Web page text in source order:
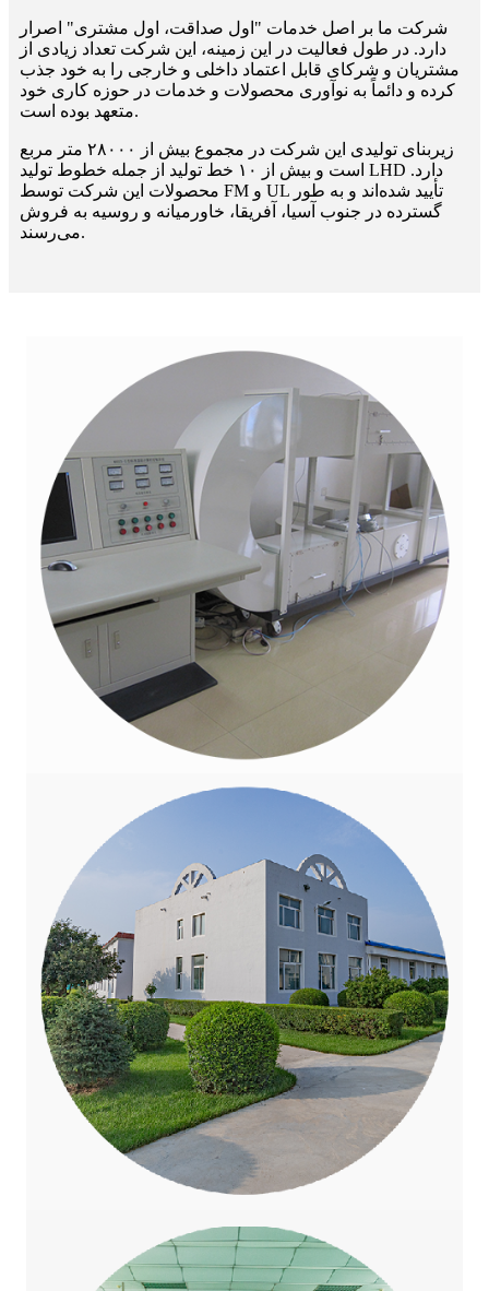
شرکت ما بر اصل خدمات "اول صداقت، اول مشتری" اصرار
دارد. در طول فعالیت در این زمینه، این شرکت تعداد زیادی از
مشتریان و شرکای قابل اعتماد داخلی و خارجی را به خود جذب
کرده و دائماً به نوآوری محصولات و خدمات در حوزه کاری خود
متعهد بوده است.
زیربنای تولیدی این شرکت در مجموع بیش از ۲۸۰۰۰ متر مربع
است و بیش از ۱۰ خط تولید از جمله خطوط تولید LHD دارد.
محصولات این شرکت توسط FM و UL تأیید شده‌اند و به طور
گسترده در جنوب آسیا، آفریقا، خاورمیانه و روسیه به فروش
می‌رسند.